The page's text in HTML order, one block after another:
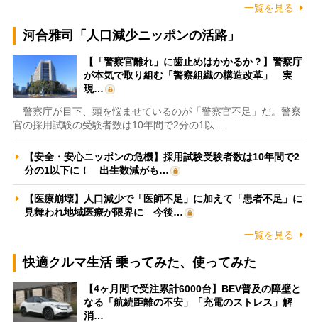
一覧を見る
河合雅司「人口減少ニッポンの活路」
【「警察官離れ」に歯止めはかかるか？】警察庁
が本気で取り組む「警察組織の構造改革」 実
現…
警察庁が目下、頭を悩ませているのが「警察官不足」だ。警察
官の採用試験の受験者数は10年間で2分の1以…
【安全・安心ニッポンの危機】採用試験受験者数は10年間で2
分の1以下に！ 出生数減がも…
【医療崩壊】人口減少で「医師不足」に加えて「患者不足」に
見舞われ地域医療が限界に 今後…
一覧を見る
快適クルマ生活 乗ってみた、使ってみた
【4ヶ月間で受注累計6000台】BEV普及の障壁と
なる「航続距離の不安」「充電のストレス」解
消…